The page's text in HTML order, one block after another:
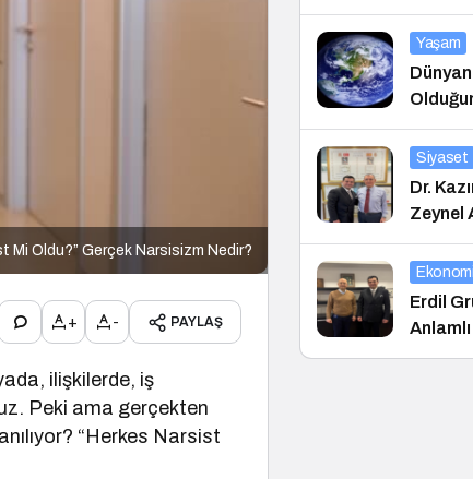
Mi Oldu?” Gerçek Narsisizm Nedir?
+ - PAYLAŞ
ilişkilerde, iş
Peki ama gerçekten
“Herkes Narsist
Yaşam
Nedir?
Siyaset
Dr.
Zeynel
Ekonomi
Erdil